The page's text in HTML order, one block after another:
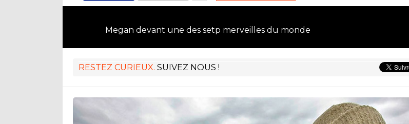
Megan devant une des setp merveilles du monde
RESTEZ CURIEUX. SUIVEZ NOUS !